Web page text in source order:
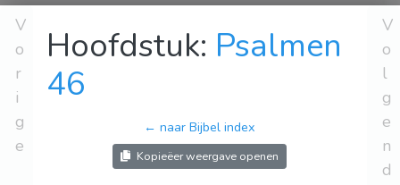
V
o
r
i
g
e
Hoofdstuk: Psalmen
46
← naar Bijbel index
Kopieëer weergave openen
V
o
l
g
e
n
d